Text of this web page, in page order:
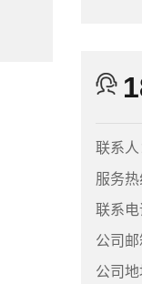
联系人
服务热
联系电
公司邮
公司地